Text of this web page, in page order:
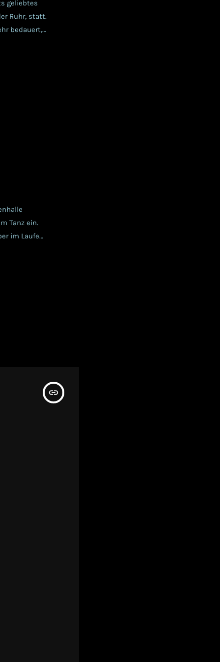
geliebtes
Ruhr, statt.
bedauert,
Tanz ein.
im Laufe
insert_link